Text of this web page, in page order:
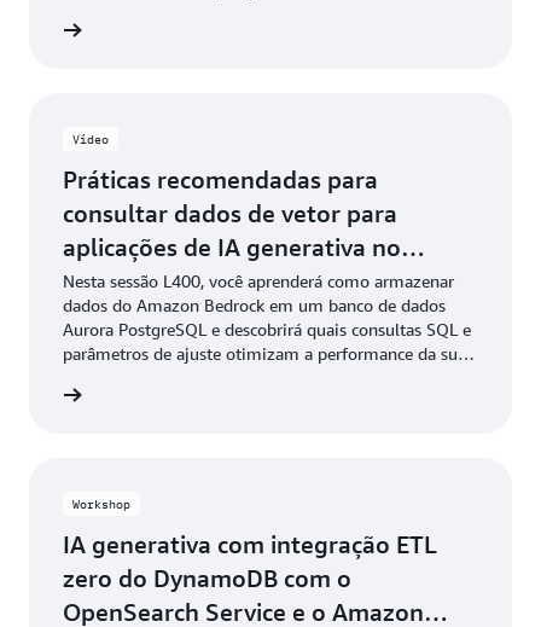
Vídeo
Práticas recomendadas para
consultar dados de vetor para
aplicações de IA generativa no
PostgreSQL
Nesta sessão L400, você aprenderá como armazenar
dados do Amazon Bedrock em um banco de dados
Aurora PostgreSQL e descobrirá quais consultas SQL e
parâmetros de ajuste otimizam a performance da sua
dados vetoriais, algoritmos de busca do vizinho mais
Workshop
IA generativa com integração ETL
zero do DynamoDB com o
OpenSearch Service e o Amazon